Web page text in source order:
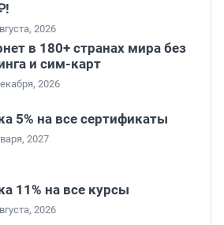
2026
в 180+ странах мира без
и сим-карт
2026
5% на все сертификаты
2027
11% на все курсы
2026